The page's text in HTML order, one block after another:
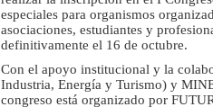
especiales para organismos
asociaciones, estudiantes y
definitivamente el 16 de octubre.
Con el apoyo institucional y la
Industria, Energía y Turismo) y
congreso está organizado por